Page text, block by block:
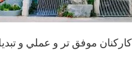
موفق تر و عملي و